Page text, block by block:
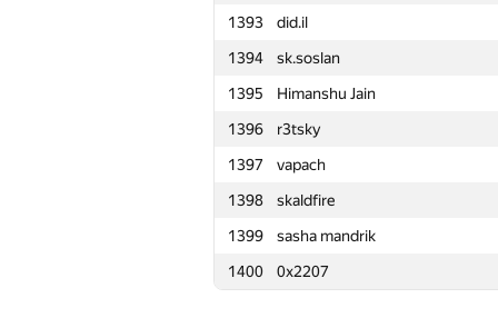
1393
did.il
1394
sk.soslan
1395
Himanshu Jain
1396
r3tsky
1397
vapach
1398
skaldfire
1399
sasha mandrik
1400
0x2207
1370
Nurlan Kenzhebekov
1371
Gazizbek7
1372
Евгения
1373
alex.chukharev
1374
yevshin
1375
maxinua
1376
harlovm
1377
Shiz0